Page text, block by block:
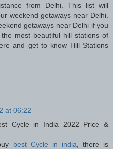
from Delhi. This list will
weekend getaways near Delhi.
getaways near Delhi if you
most beautiful hill stations of
and get to know Hill Stations
at 06:22
Cycle in India 2022 Price &
best Cycle in india , there is